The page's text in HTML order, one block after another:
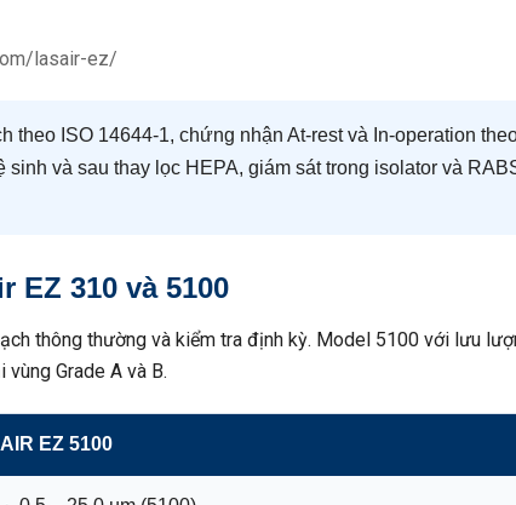
lasair-ez/
theo ISO 14644-1, chứng nhận At-rest và In-operation
và sau thay lọc HEPA, giám sát trong isolator và
EZ 310 và 5100
thông thường và kiểm tra định kỳ. Model 5100 với lưu
Grade A và B.
EZ 5100